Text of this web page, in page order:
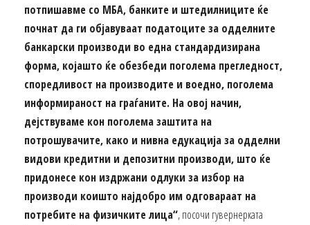
потпишавме со МБА, банките и штедилниците ќе
почнат да ги објавуваат податоците за одделните
банкарски производи во една стандардизирана
форма, којашто ќе обезбеди поголема прегледност,
споредливост на производите и воедно, поголема
информираност на граѓаните. На овој начин,
дејствуваме кон поголема заштита на
потрошувачите, како и нивна едукација за одделни
видови кредитни и депозитни производи, што ќе
придонесе кон издржани одлуки за избор на
производи коишто најдобро им одговараат на
потребите на физичките лица“, посочи гувернерката